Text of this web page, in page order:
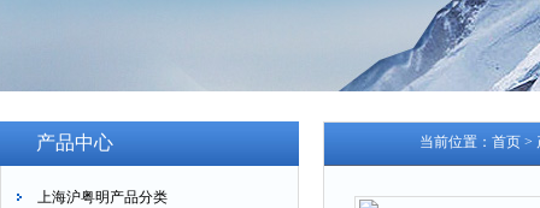
产品中心
上海沪粤明产品分类
当前位置： 首页 >